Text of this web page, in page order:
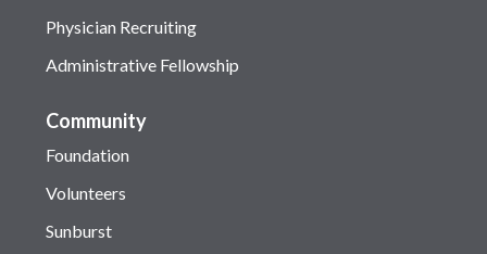
Physician Recruiting
Administrative Fellowship
Community
Foundation
Volunteers
Sunburst